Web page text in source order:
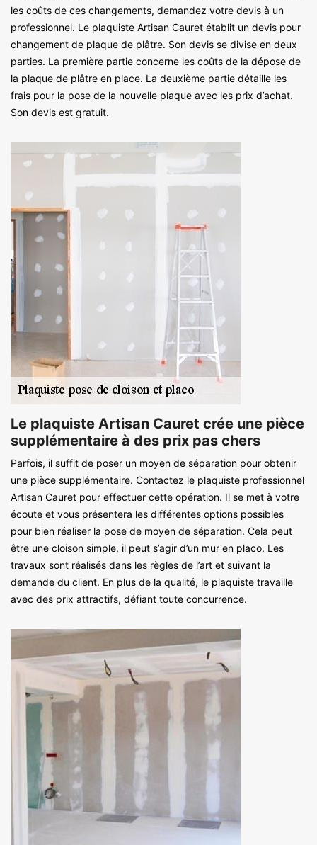
les coûts de ces changements, demandez votre devis à un
professionnel. Le plaquiste Artisan Cauret établit un devis pour
changement de plaque de plâtre. Son devis se divise en deux
parties. La première partie concerne les coûts de la dépose de
la plaque de plâtre en place. La deuxième partie détaille les
frais pour la pose de la nouvelle plaque avec les prix d’achat.
Son devis est gratuit.
Le plaquiste Artisan Cauret crée une pièce
supplémentaire à des prix pas chers
Parfois, il suffit de poser un moyen de séparation pour obtenir
une pièce supplémentaire. Contactez le plaquiste professionnel
Artisan Cauret pour effectuer cette opération. Il se met à votre
écoute et vous présentera les différentes options possibles
pour bien réaliser la pose de moyen de séparation. Cela peut
être une cloison simple, il peut s’agir d’un mur en placo. Les
travaux sont réalisés dans les règles de l’art et suivant la
demande du client. En plus de la qualité, le plaquiste travaille
avec des prix attractifs, défiant toute concurrence.